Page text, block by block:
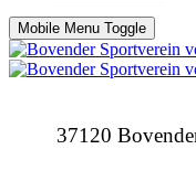
Mobile Menu Toggle
37120